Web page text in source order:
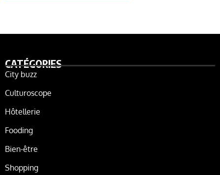
CATÉGORIES
City buzz
Culturoscope
Hôtellerie
Fooding
Bien-être
Shopping